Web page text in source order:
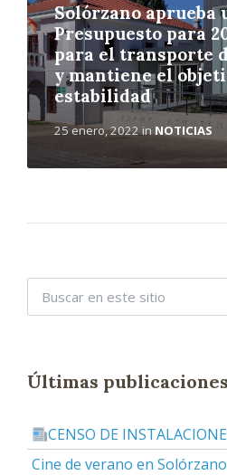
Solórzano aprueba
Presupuesto para
para el transporte
y mantiene el
estabilidad
25 enero, 2022 inNOTICIAS
Últimas publicaciones
CENSO DE
Cine de verano en Solórzano